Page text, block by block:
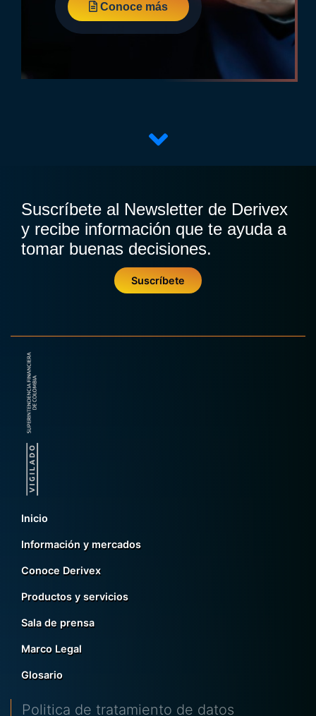
Conoce más
Suscríbete al Newsletter de Derivex
y recibe información que te ayuda a
tomar buenas decisiones.
Suscríbete
Inicio
Información y mercados
Conoce Derivex
Productos y servicios
Sala de prensa
Marco Legal
Glosario
Politica de tratamiento de datos